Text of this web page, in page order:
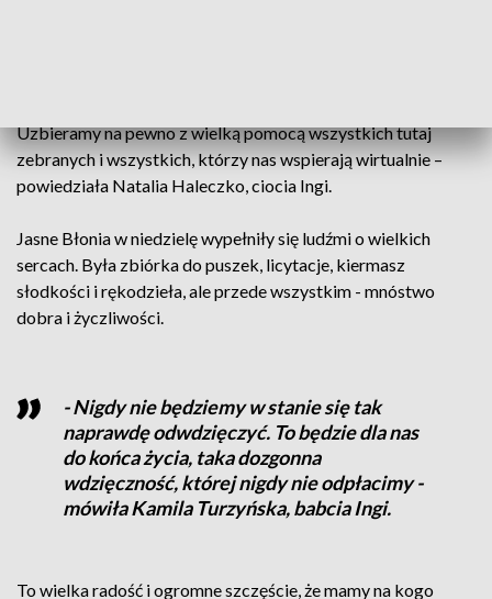
Uzbieramy na pewno z wielką pomocą wszystkich tutaj
zebranych i wszystkich, którzy nas wspierają wirtualnie –
powiedziała Natalia Haleczko, ciocia Ingi.
Jasne Błonia w niedzielę wypełniły się ludźmi o wielkich
sercach. Była zbiórka do puszek, licytacje, kiermasz
słodkości i rękodzieła, ale przede wszystkim - mnóstwo
dobra i życzliwości.
- Nigdy nie będziemy w stanie się tak
naprawdę odwdzięczyć. To będzie dla nas
do końca życia, taka dozgonna
wdzięczność, której nigdy nie odpłacimy -
mówiła Kamila Turzyńska, babcia Ingi.
To wielka radość i ogromne szczęście, że mamy na kogo